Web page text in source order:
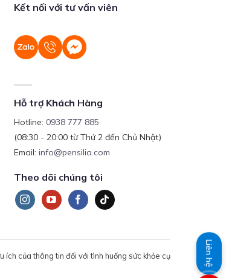
Kết nối với tư vấn viên
Hỗ trợ Khách Hàng
Hotline:0938 777 885
(08:30 - 20:00 từ Thứ 2 đến Chủ Nhật)
Email:info@pensilia.com
Theo dõi chúng tôi
của thông tin đối với tình huống sức khỏe cụ
Liên hệ